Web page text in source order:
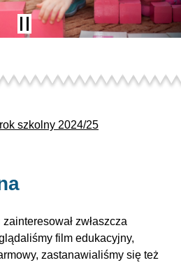
szkolny 2024/25
zwłaszcza
film edukacyjny,
zastanawialiśmy się też